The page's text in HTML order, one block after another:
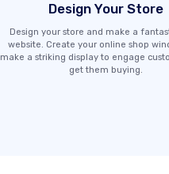
Design Your Store
Design your store and make a
website. Create your online shop
make a striking display to engage
get them buying.